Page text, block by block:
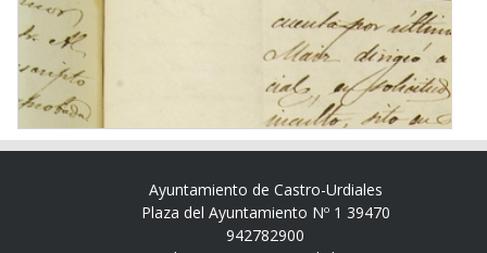
Ayuntamiento de Castro-Urdiales
Plaza del Ayuntamiento Nº 1 39470
942782900